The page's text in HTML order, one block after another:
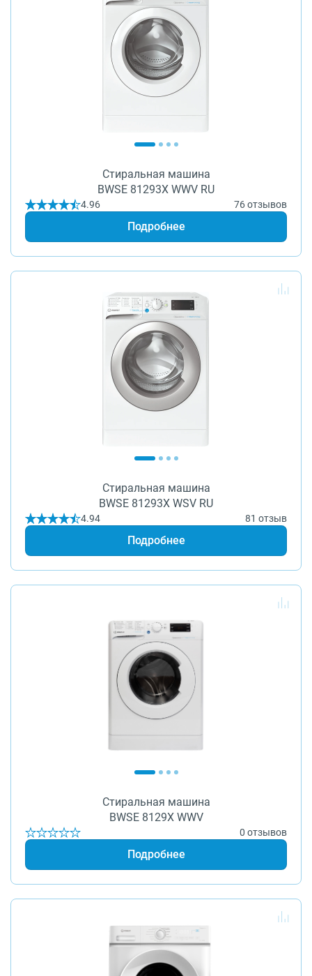
Стиральная машина
BWSE 81293X WWV RU
4.96 76 отзывов
Подробнее
Стиральная машина
BWSE 81293X WSV RU
4.94 81 отзыв
Подробнее
Стиральная машина
BWSE 8129X WWV
0 отзывов
Подробнее